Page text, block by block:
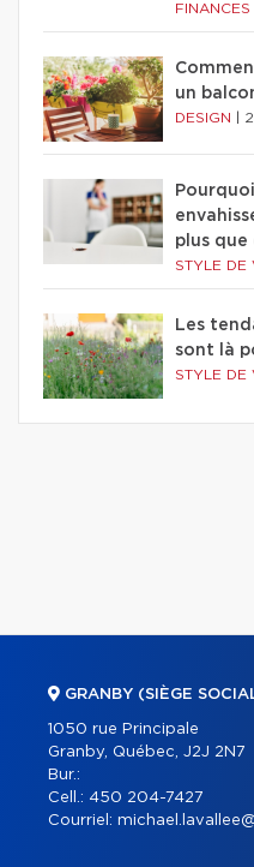
FINANCES
un
DESIGN
plus que
STYLE DE
Les
sont là
STYLE DE
GRANBY (SIÈGE
1050 rue Principale
Granby, Québec, J2J 2N7
Bur.:
Cell.: 450 204-7427
Courriel: